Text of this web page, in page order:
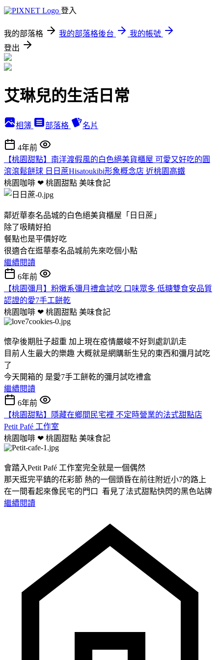
登入
我的部落格 我的部落格後台
我的帳號
登出
艾琳兒的生活日常
相簿 部落格 名片
4年前
【桃園甜點】南洋渡假風的白色絕美貨櫃屋 可愛又好吃的圓
滾滾鬆餅球 日日蔗Hisatoukibi形象概念店 近桃園高鐵
桃園咖啡 ❤ 桃園甜點 美味食記
鄰近華泰名品城的白色絕美貨櫃屋「日日蔗」
除了吸睛好拍
餐點也是平價好吃
很適合在逛華泰名品城前先來吃個小點
繼續閱讀
6年前
【桃園彌月】粉嫩系彌月禮盒試吃 口味眾多 低糖雙食安品質
認證的愛7手工餅乾
桃園咖啡 ❤ 桃園甜點 美味食記
懷孕後期肚子超重 加上現在疫情嚴峻不好到處趴趴走
目前人生最大的樂趣 大概就是網購新生兒的東西和彌月試吃
了
今天開箱的 是愛7手工餅乾的彌月試吃禮盒
繼續閱讀
6年前
【桃園甜點】隱藏在鄉間民宅裡 不定時營業的法式甜點店
Petit Pafé 工作室
桃園咖啡 ❤ 桃園甜點 美味食記
會踏入Petit Pafé 工作室完全就是一個偶然
那天逛完平鎮的花彩節 熱的一個頭昏在前往附近小7的路上
在一間看起來像民宅的門口 看見了法式甜點快閃的黑色站牌
繼續閱讀